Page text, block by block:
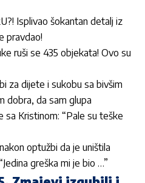
Isplivao šokantan detalj iz
pravdao!
ruši se 435 objekata! Ovo su
za dijete i sukobu sa bivšim
dobra, da sam glupa
sa Kristinom: “Pale su teške
optužbi da je uništila
greška mi je bio …”